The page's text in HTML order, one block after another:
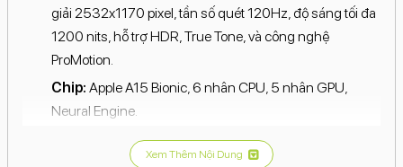
giải 2532x1170 pixel, tần số quét 120Hz, độ sáng tối đa
1200 nits, hỗ trợ HDR, True Tone, và công nghệ
ProMotion.
Chip: Apple A15 Bionic, 6 nhân CPU, 5 nhân GPU,
Neural Engine.
Xem Thêm Nội Dung